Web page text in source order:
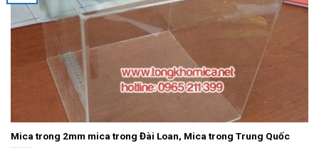
Mica trong 2mm mica trong Đài Loan, Mica trong Trung Quốc